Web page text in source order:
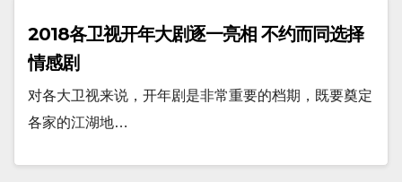
2018各卫视开年大剧逐一亮相 不约而同选择
情感剧
对各大卫视来说，开年剧是非常重要的档期，既要奠定
各家的江湖地…